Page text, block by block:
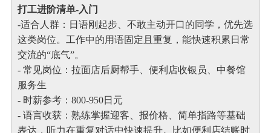
打工进阶清单-入门
-适合人群：日语刚起步、不敢主动开口的同学，优先选
这类岗位。工作中的用语固定且重复，能快速积累日常
交流的“底气”。
- 常见岗位：拉面店后厨帮手、便利店收银员、中餐馆
服务生
- 时薪参考：800-950日元
- 语言收获：熟练掌握迎客、报价格、简单指路等基础
表达，听力在重复对话中快速提升。比如便利店结账时